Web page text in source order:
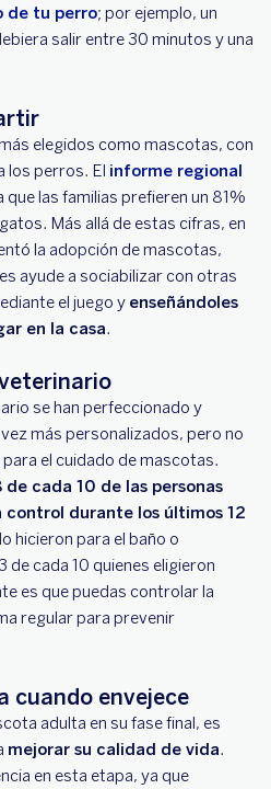
de tu perro; por ejemplo, un
salir entre 30 minutos y una
elegidos como mascotas, con
los perros. El informe regional
que las familias prefieren un 81%
Más allá de estas cifras, en
la adopción de mascotas,
ayude a sociabilizar con otras
el juego y enseñándoles
en la casa.
se han perfeccionado y
más personalizados, pero no
el cuidado de mascotas.
de cada 10 de las personas
control durante los últimos 12
hicieron para el baño o
de cada 10 quienes eligieron
es que puedas controlar la
regular para prevenir
cuando envejece
adulta en su fase final, es
mejorar su calidad de vida.
en esta etapa, ya que